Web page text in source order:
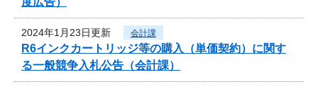
2024年1月23日更新 会計課
R6インクカートリッジ等の購入（単価契約）に関す
る一般競争入札公告（会計課）